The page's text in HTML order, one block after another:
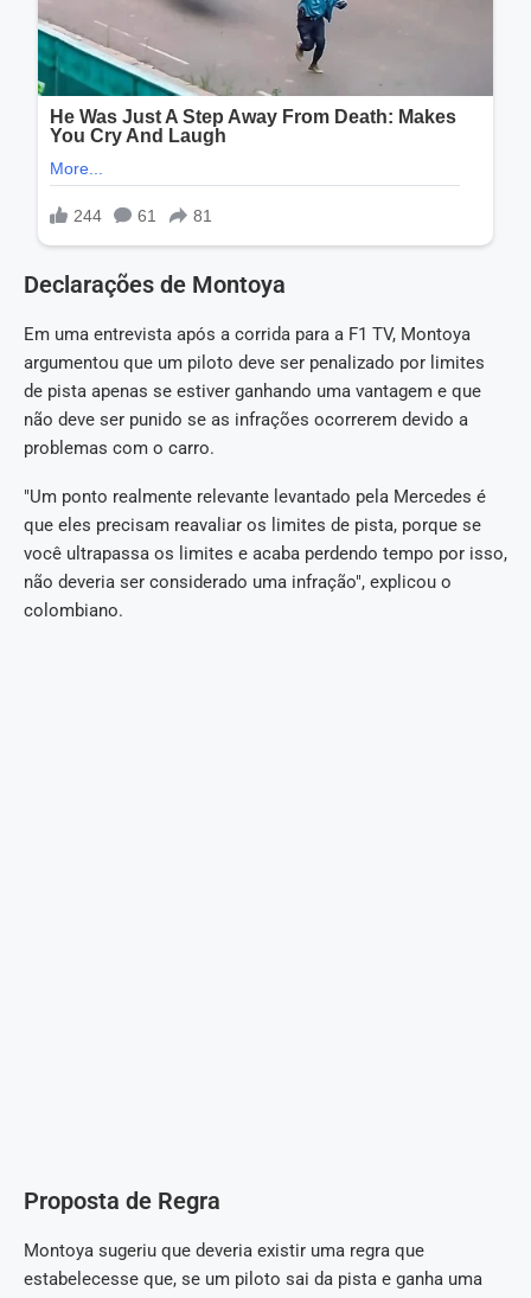
Declarações de Montoya
Em uma entrevista após a corrida para a F1 TV, Montoya
argumentou que um piloto deve ser penalizado por limites
de pista apenas se estiver ganhando uma vantagem e que
não deve ser punido se as infrações ocorrerem devido a
problemas com o carro.
"Um ponto realmente relevante levantado pela Mercedes é
que eles precisam reavaliar os limites de pista, porque se
você ultrapassa os limites e acaba perdendo tempo por isso,
não deveria ser considerado uma infração", explicou o
colombiano.
Proposta de Regra
Montoya sugeriu que deveria existir uma regra que
estabelecesse que, se um piloto sai da pista e ganha uma